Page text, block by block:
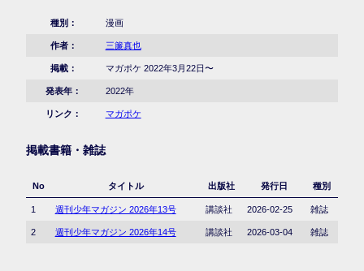
種別： 漫画
作者： 三簾真也
掲載： マガポケ 2022年3月22日〜
発表年： 2022年
リンク： マガポケ
掲載書籍・雑誌
No タイトル 出版社 発行日 種別
1 週刊少年マガジン 2026年13号 講談社 2026-02-25 雑誌
2 週刊少年マガジン 2026年14号 講談社 2026-03-04 雑誌